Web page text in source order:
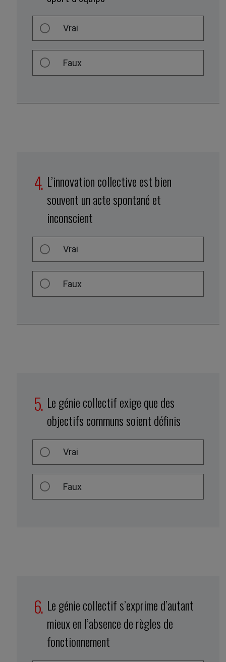
Vrai
Faux
L’innovation collective est bien
souvent un acte spontané et
inconscient
Vrai
Faux
Le génie collectif exige que des
objectifs communs soient définis
Vrai
Faux
Le génie collectif s’exprime d’autant
mieux en l’absence de règles de
fonctionnement